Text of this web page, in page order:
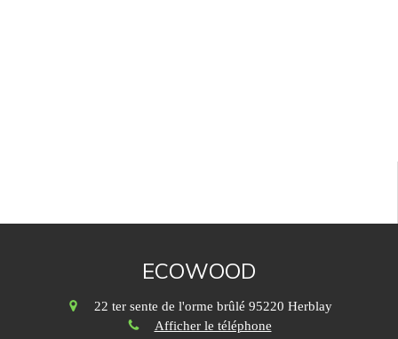
ECOWOOD
22 ter sente de l'orme brûlé 95220 Herblay
Afficher le téléphone